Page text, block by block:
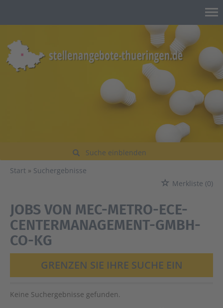
Suche einblenden
Start
Suchergebnisse
Merkliste (0)
JOBS VON MEC-METRO-ECE-
CENTERMANAGEMENT-GMBH-
CO-KG
GRENZEN SIE IHRE SUCHE EIN
Keine Suchergebnisse gefunden.